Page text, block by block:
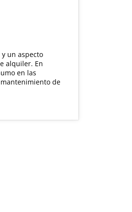
un aspecto
alquiler. En
en las
de